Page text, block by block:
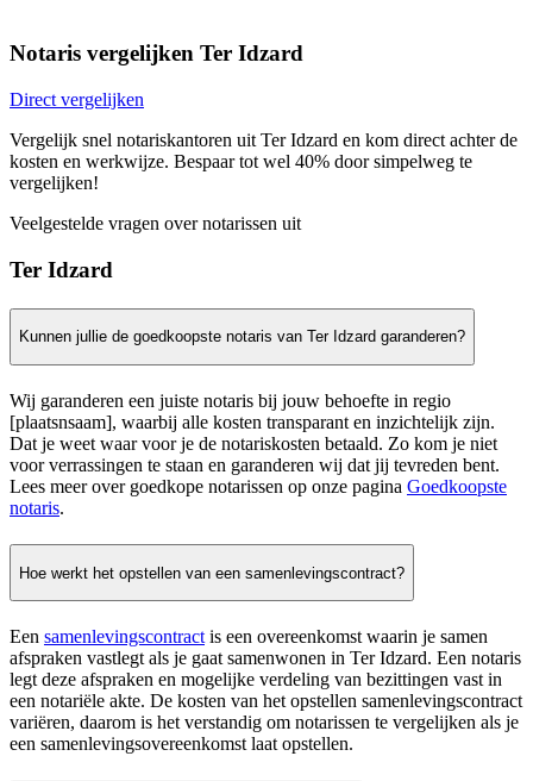
Notaris vergelijken Ter Idzard
Direct vergelijken
Vergelijk snel notariskantoren uit Ter Idzard en kom direct achter de
kosten en werkwijze. Bespaar tot wel 40% door simpelweg te
vergelijken!
Veelgestelde vragen over notarissen uit
Ter Idzard
Kunnen jullie de goedkoopste notaris van Ter Idzard garanderen?
Wij garanderen een juiste notaris bij jouw behoefte in regio
[plaatsnsaam], waarbij alle kosten transparant en inzichtelijk zijn.
Dat je weet waar voor je de notariskosten betaald. Zo kom je niet
voor verrassingen te staan en garanderen wij dat jij tevreden bent.
Lees meer over goedkope notarissen op onze pagina Goedkoopste
notaris.
Hoe werkt het opstellen van een samenlevingscontract?
Een samenlevingscontract is een overeenkomst waarin je samen
afspraken vastlegt als je gaat samenwonen in Ter Idzard. Een notaris
legt deze afspraken en mogelijke verdeling van bezittingen vast in
een notariële akte. De kosten van het opstellen samenlevingscontract
variëren, daarom is het verstandig om notarissen te vergelijken als je
een samenlevingsovereenkomst laat opstellen.